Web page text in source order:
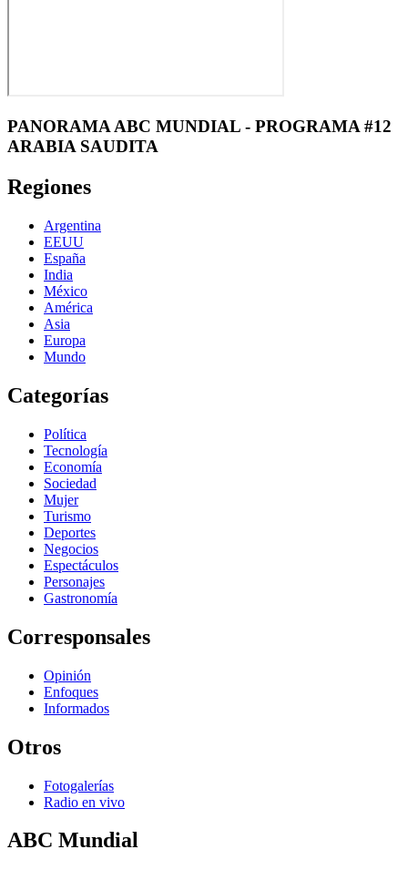
PANORAMA ABC MUNDIAL - PROGRAMA #12
ARABIA SAUDITA
Regiones
Argentina
EEUU
España
India
México
América
Asia
Europa
Mundo
Categorías
Política
Tecnología
Economía
Sociedad
Mujer
Turismo
Deportes
Negocios
Espectáculos
Personajes
Gastronomía
Corresponsales
Opinión
Enfoques
Informados
Otros
Fotogalerías
Radio en vivo
ABC Mundial